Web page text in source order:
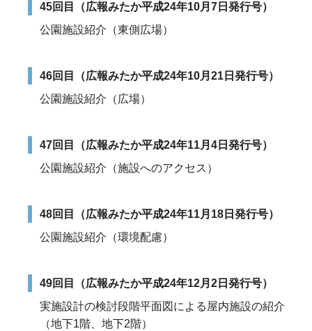
45回目（広報みたか平成24年10月7日発行号）
公園施設紹介（東側広場）
46回目（広報みたか平成24年10月21日発行号）
公園施設紹介（広場）
47回目（広報みたか平成24年11月4日発行号）
公園施設紹介（施設へのアクセス）
48回目（広報みたか平成24年11月18日発行号）
公園施設紹介（環境配慮）
49回目（広報みたか平成24年12月2日発行号）
実施設計の検討段階平面図による屋内施設の紹介
（地下1階、地下2階）